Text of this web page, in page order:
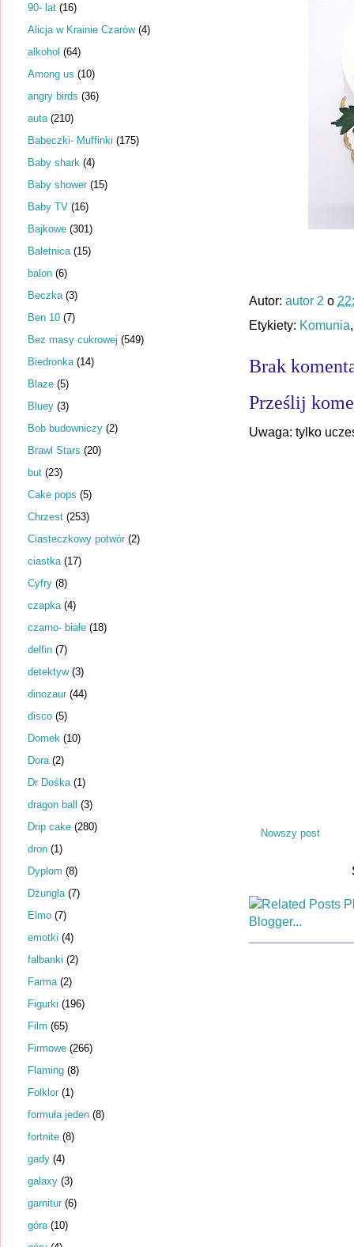
Autor: autor 2 o
Etykiety: Komunia
Brak
Prześlij
Uwaga: tylko
Nowszy post
90- lat (16)
Alicja w Krainie Czarów (4)
alkohol (64)
Among us (10)
angry birds (36)
auta (210)
Babeczki- Muffinki (175)
Baby shark (4)
Baby shower (15)
Baby TV (16)
Bajkowe (301)
Baletnica (15)
balon (6)
Beczka (3)
Ben 10 (7)
Bez masy cukrowej (549)
Biedronka (14)
Blaze (5)
Bluey (3)
Bob budowniczy (2)
Brawl Stars (20)
but (23)
Cake pops (5)
Chrzest (253)
Ciasteczkowy potwór (2)
ciastka (17)
Cyfry (8)
czapka (4)
czarno- białe (18)
delfin (7)
detektyw (3)
dinozaur (44)
disco (5)
Domek (10)
Dora (2)
Dr Dośka (1)
dragon ball (3)
Drip cake (280)
dron (1)
Dyplom (8)
Dżungla (7)
Elmo (7)
emotki (4)
falbanki (2)
Farma (2)
Figurki (196)
Film (65)
Firmowe (266)
Flaming (8)
Folklor (1)
formuła jeden (8)
fortnite (8)
gady (4)
galaxy (3)
garnitur (6)
góra (10)